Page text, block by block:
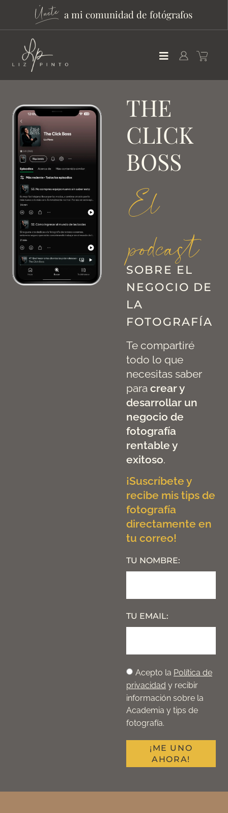
a mi comunidad de fotógrafos
THE
CLICK
BOSS
El
podcast
SOBRE EL
NEGOCIO DE
LA
FOTOGRAFÍA
Te compartiré
todo lo que
necesitas saber
para crear y
desarrollar un
negocio de
fotografía
rentable y
exitoso.
¡Suscríbete y
recibe mis tips de
fotografía
directamente en
tu correo!
TU NOMBRE:
TU EMAIL:
Acepto la Política de
privacidad y recibir
información sobre la
Academia y tips de
fotografía.
¡ME UNO
AHORA!